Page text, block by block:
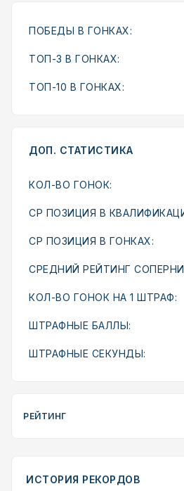
ПОБЕДЫ В ГОНКАХ:
ТОП-3 В ГОНКАХ:
ТОП-10 В ГОНКАХ:
ДОП. СТАТИСТИКА
КОЛ-ВО ГОНОК:
СР ПОЗИЦИЯ В
СР ПОЗИЦИЯ В ГОНКАХ:
СРЕДНИЙ РЕЙТИНГ
КОЛ-ВО ГОНОК НА 1 ШТРАФ:
ШТРАФНЫЕ БАЛЛЫ:
ШТРАФНЫЕ СЕКУНДЫ:
РЕЙТИНГ
ИСТОРИЯ РЕКОРДОВ